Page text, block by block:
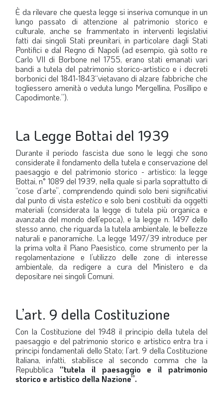
SPAZIO APERTO
GOVERNANCE
FONDAZIONE
ASSOCIAZIONI
LA VIGNETTA DI EVASIO
CAMBIA NUMERO
È da rilevare che questa legge si inseriva comunque in un
lungo passato di attenzione al patrimonio storico e
culturale, anche se frammentato in interventi legislativi
fatti dai singoli Stati preunitari, in particolare dagli Stati
Pontifici e dal Regno di Napoli (ad esempio, già sotto re
Carlo VII di Borbone nel 1755, erano stati emanati vari
bandi a tutela del patrimonio storico-artistico e i decreti
borbonici del 1841-1843“vietavano di alzare fabbriche che
togliessero amenità o veduta lungo Mergellina, Posillipo e
Capodimonte.”).
La Legge Bottai del 1939
Durante il periodo fascista due sono le leggi che sono
considerate il fondamento della tutela e conservazione del
paesaggio e del patrimonio storico - artistico: la legge
Bottai, n° 1089 del 1939, nella quale si parla soprattutto di
“cose d’arte”, comprendendo quindi solo beni significativi
dal punto di vista esteticoe solo beni costituiti da oggetti
materiali (considerata la legge di tutela più organica e
avanzata del mondo dell’epoca), e la legge n. 1497 dello
stesso anno, che riguarda la tutela ambientale, le bellezze
naturali e panoramiche. La legge 1497/39 introduce per
la prima volta il Piano Paesistico, come strumento per la
regolamentazione e l’utilizzo delle zone di interesse
ambientale, da redigere a cura del Ministero e da
depositare nei singoli Comuni.
L’art. 9 della Costituzione
Con la Costituzione del 1948 il principio della tutela del
paesaggio e del patrimonio storico e artistico entra tra i
principi fondamentali dello Stato; l’art. 9 della Costituzione
Italiana, infatti, stabilisce al secondo comma che la
Repubblica “tutela il paesaggio e il patrimonio
storico e artistico della Nazione”.